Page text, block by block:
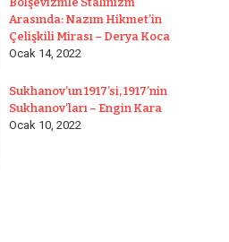
Arasında: Nazım Hikmet’in
Çelişkili Mirası – Derya Koca
Ocak 14, 2022
Sukhanov’un 1917’si, 1917’nin
Sukhanov’ları – Engin Kara
Ocak 10, 2022